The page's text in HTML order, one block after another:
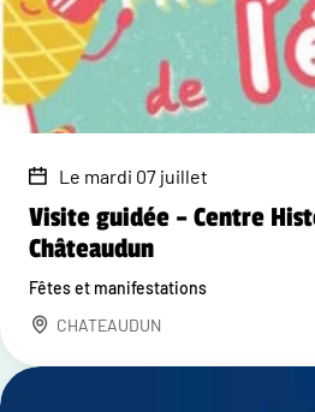
Le mardi 07 juillet
Visite guidée – Centre
Châteaudun
Fêtes et manifestations
CHATEAUDUN